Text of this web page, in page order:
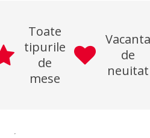
Toate
tipurile
de
mese
Vacanta
de
neuitat